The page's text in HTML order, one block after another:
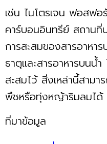
เช่น ไนโตรเจน ฟอสฟ
คาร์บอนอินทรีย์ สถานที่
การสะสมของสารอาหา
ธาตุและสารอาหารบนน้
สะสมไว้ สิ่งเหล่านี้สามา
พืชหรือทุ่งหญ้าริมลมได้
ที่มาข้อมูล